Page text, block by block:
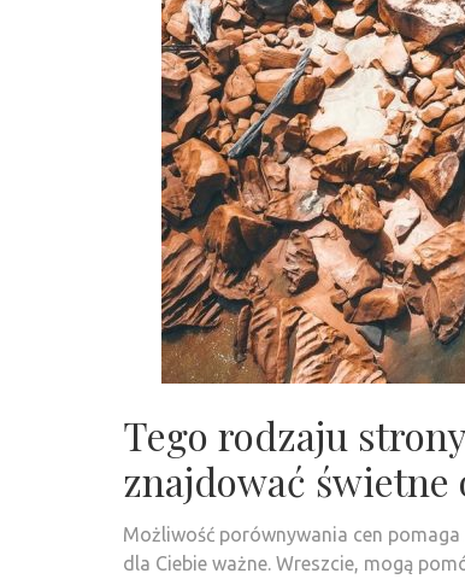
Tego rodzaju
znajdować świetne
Możliwość porównywania cen
dla Ciebie ważne. Wreszcie, mogą